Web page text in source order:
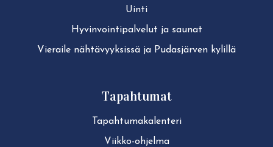
Uinti
Hy­vin­voin­ti­pal­ve­lut ja saunat
Vieraile näh­tä­vyyk­sis­sä ja Pudasjärven kylillä
Tapahtumat
Ta­pah­tu­ma­ka­len­te­ri
Viikko-ohjelma